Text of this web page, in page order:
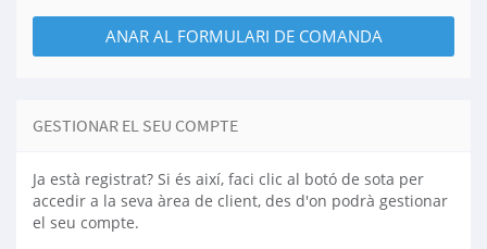
ANAR AL FORMULARI DE COMANDA
GESTIONAR EL SEU COMPTE
Ja està registrat? Si és així, faci clic al botó de sota per
accedir a la seva àrea de client, des d'on podrà gestionar
el seu compte.